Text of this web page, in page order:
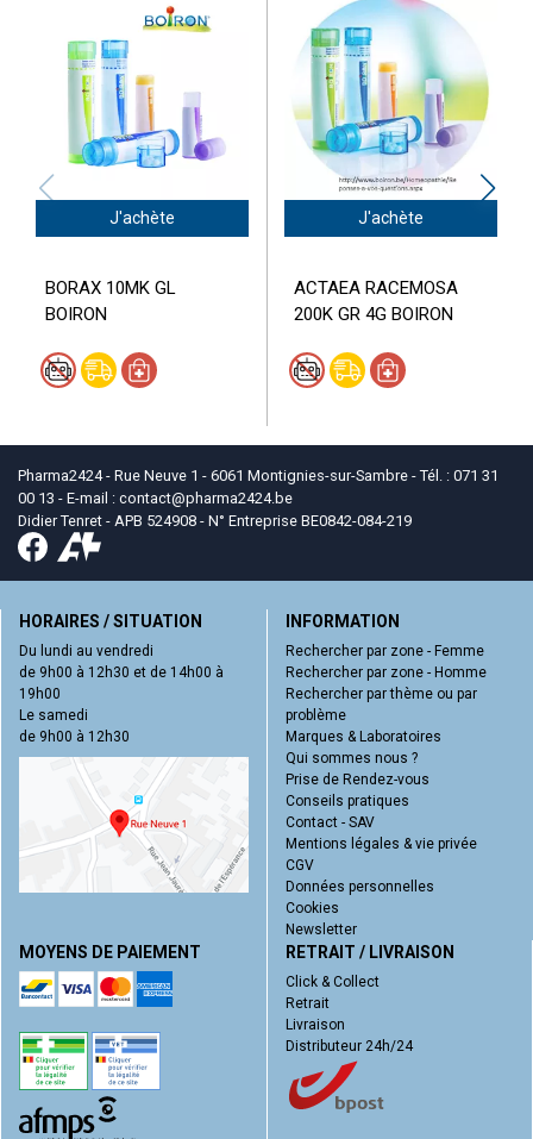
J'achète
BORAX 10MK GL
BOIRON
J'achète
ACTAEA RACEMOSA
200K GR 4G BOIRON
Pharma2424 - Rue Neuve 1 - 6061 Montignies-sur-Sambre - Tél. : 071 31
00 13 - E-mail : contact@pharma2424.be
Didier Tenret - APB 524908 - N° Entreprise BE0842-084-219
HORAIRES / SITUATION
Du lundi au vendredi
de 9h00 à 12h30 et de 14h00 à
19h00
Le samedi
de 9h00 à 12h30
INFORMATION
Rechercher par zone - Femme
Rechercher par zone - Homme
Rechercher par thème ou par
problème
Marques & Laboratoires
Qui sommes nous ?
Prise de Rendez-vous
Conseils pratiques
Contact - SAV
Mentions légales & vie privée
CGV
Données personnelles
Cookies
Newsletter
MOYENS DE PAIEMENT RETRAIT / LIVRAISON
Click & Collect
Retrait
Livraison
Distributeur 24h/24